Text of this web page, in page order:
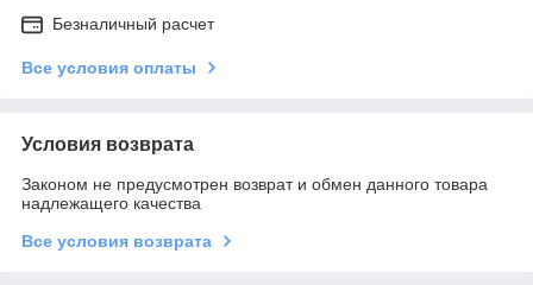
Безналичный расчет
Все условия оплаты
Условия возврата
Законом не предусмотрен возврат и обмен данного товара
надлежащего качества
Все условия возврата